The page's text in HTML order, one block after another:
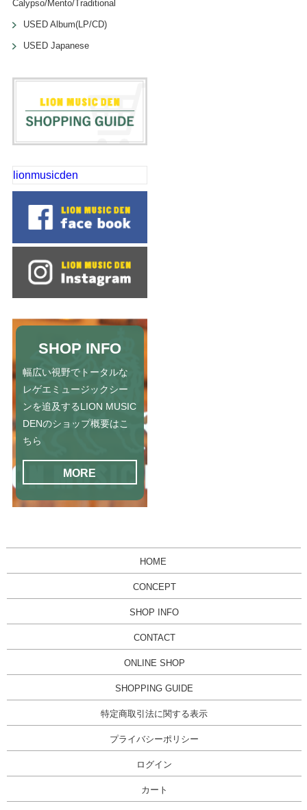
Calypso/Mento/Traditional
USED Album(LP/CD)
USED Japanese
lionmusicden
SHOP INFO
幅広い視野でトータルな
レゲエミュージックシー
ンを追及するLION MUSIC
DENのショップ概要はこ
ちら
MORE
HOME
CONCEPT
SHOP INFO
CONTACT
ONLINE SHOP
SHOPPING GUIDE
特定商取引法に関する表示
プライバシーポリシー
ログイン
カート